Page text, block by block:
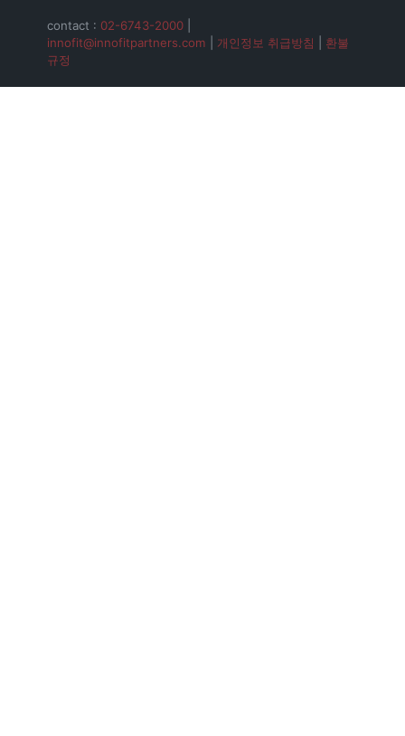
contact : 02-6743-2000
innofit@innofitpartners.com
개인정보 취급방침
환불
규정